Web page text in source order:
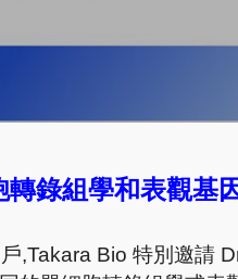
轉錄組學和表觀基
,Takara Bio 特別邀請